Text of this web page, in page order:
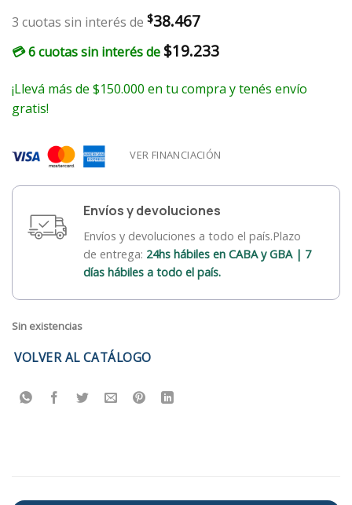
3 cuotas sin interés de $38.467
💳 6 cuotas sin interés de $19.233
¡Llevá más de $150.000 en tu compra y tenés envío
gratis!
VER FINANCIACIÓN
Envíos y devoluciones
Envíos y devoluciones a todo el país.Plazo
de entrega: 24hs hábiles en CABA y GBA | 7
días hábiles a todo el país.
Sin existencias
VOLVER AL CATÁLOGO